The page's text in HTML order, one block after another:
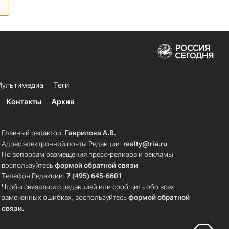
Теги
Контакты
Архив
Главный редактор: Гаврилова А.В.
Адрес электронной почты Редакции: realty@ria.ru
По вопросам размещения пресс-релизов и рекламы
воспользуйтесьформой обратной связи
Телефон Редакции:7 (495) 645-6601
Чтобы связаться с редакцией или сообщить обо всех
замеченных ошибках, воспользуйтесьформой обратной
связи.